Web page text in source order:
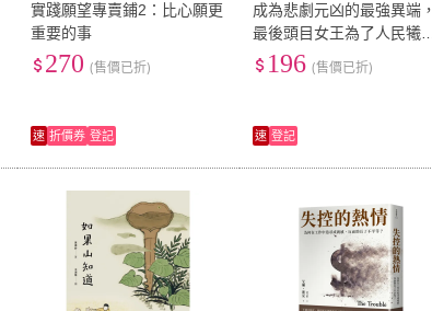
實踐願望專賣鋪2：比心願更
重要的事
270 (售價已折)
速 折價券 登記
成為悲劇元凶的最強異端，
最後頭目女王為了人民犧牲
奉獻（５）
196 (售價已折)
速 登記